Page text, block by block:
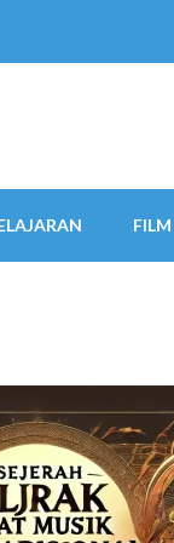
FILM